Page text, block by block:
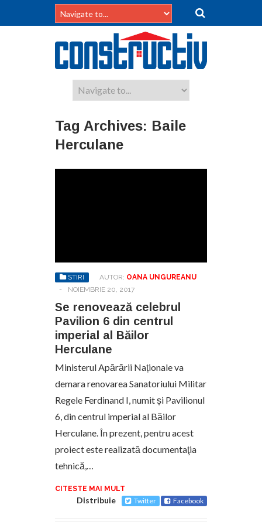
Tag Archives: Baile
Herculane
STIRI AUTOR: OANA UNGUREANU
-
NOIEMBRIE 20, 2017
Se renovează celebrul
Pavilion 6 din centrul
imperial al Băilor
Herculane
Ministerul Apărării Naționale va
demara renovarea Sanatoriului Militar
Regele Ferdinand I, numit și Pavilionul
6, din centrul imperial al Băilor
Herculane. În prezent, pentru acest
proiect este realizată documentaţia
tehnică,…
CITESTE MAI MULT
Distribuie Twitter Facebook